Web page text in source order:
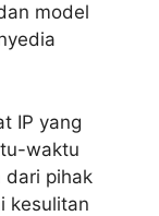
model
IP yang
waktu
dari pihak
kesulitan